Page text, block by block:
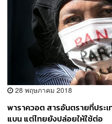
28 พฤษภาคม 2018
พาราควอต สารอันตรายที่ประ
แบน แต่ไทยยังปล่อยให้ใช้ต่อ